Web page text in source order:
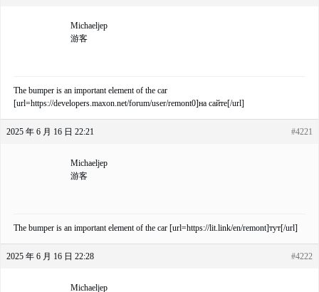
Michaeljep
游客
The bumper is an important element of the car
[url=https://developers.maxon.net/forum/user/remont0]на сайте[/url]
2025 年 6 月 16 日 22:21 #4221
Michaeljep
游客
The bumper is an important element of the car [url=https://lit.link/en/remont]тут[/url]
2025 年 6 月 16 日 22:28 #4222
Michaeljep